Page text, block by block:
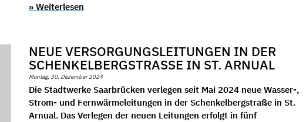
» Weiterlesen
NEUE VERSORGUNGSLEITUNGEN IN DER
SCHENKELBERGSTRASSE IN ST. ARNUAL
Montag, 30. Dezember 2024
Die Stadtwerke Saarbrücken verlegen seit Mai 2024 neue Wasser-,
Strom- und Fernwärmeleitungen in der Schenkelbergstraße in St.
Arnual. Das Verlegen der neuen Leitungen erfolgt in fünf